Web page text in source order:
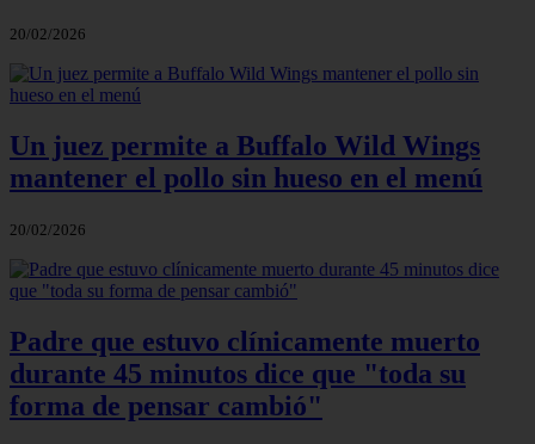
20/02/2026
Un juez permite a Buffalo Wild Wings
mantener el pollo sin hueso en el menú
20/02/2026
Padre que estuvo clínicamente muerto
durante 45 minutos dice que "toda su
forma de pensar cambió"